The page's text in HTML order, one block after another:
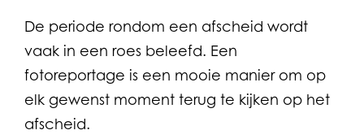
De periode rondom een afscheid wordt
vaak in een roes beleefd. Een
fotoreportage is een mooie manier om op
elk gewenst moment terug te kijken op het
afscheid.